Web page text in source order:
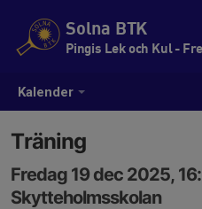
Kalender
Solna BTK
Pingis Lek och Kul -
Träning
Fredag 19 dec 2025,
Skytteholmsskolan